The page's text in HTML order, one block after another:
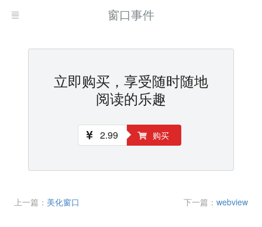
窗口事件
立即购买，享受随时随地
阅读的乐趣
2.99 购买
上一篇： 美化窗口 下一篇： webview